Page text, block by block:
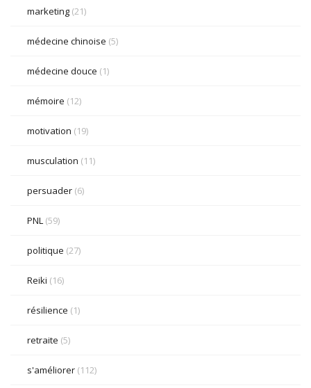
marketing (21)
médecine chinoise (5)
médecine douce (1)
mémoire (12)
motivation (19)
musculation (11)
persuader (6)
PNL (59)
politique (27)
Reiki (16)
résilience (1)
retraite (5)
s'améliorer (112)